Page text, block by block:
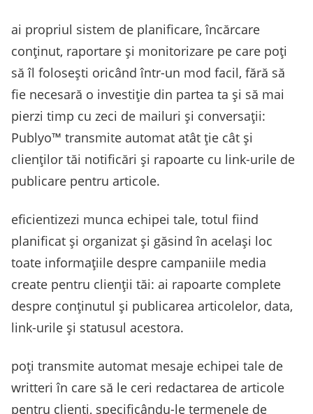
ai propriul sistem de planificare, încărcare
conținut, raportare și monitorizare pe care poți
să îl folosești oricând într-un mod facil, fără să
fie necesară o investiție din partea ta și să mai
pierzi timp cu zeci de mailuri și conversații:
Publyo™ transmite automat atât ție cât și
clienților tăi notificări și rapoarte cu link-urile de
publicare pentru articole.
eficientizezi munca echipei tale, totul fiind
planificat și organizat și găsind în același loc
toate informațiile despre campaniile media
create pentru clienții tăi: ai rapoarte complete
despre conținutul și publicarea articolelor, data,
link-urile și statusul acestora.
poți transmite automat mesaje echipei tale de
writteri în care să le ceri redactarea de articole
pentru clienți, specificându-le termenele de